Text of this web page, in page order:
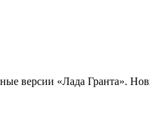
версии «Лада Гранта».